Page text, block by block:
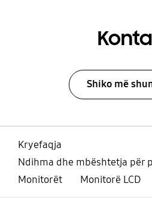
Shiko më
Kryefaqja
Ndihma dhe mbështetja për
Monitorët
Monitorë LCD